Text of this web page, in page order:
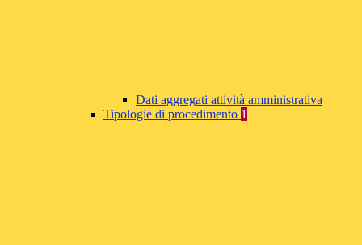
Dati aggregati attività amministrativa
Tipologie di procedimento 1